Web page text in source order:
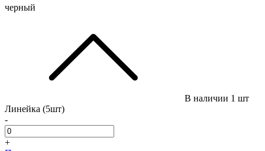
черный
В наличии 1 шт
Линейка (5шт)
-
+